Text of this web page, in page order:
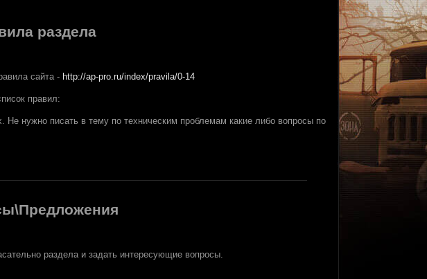
раздела
сайта - http://ap-pro.ru/index/pravila/0-14
правил:
Не нужно писать в тему по техническим проблемам какие либо вопросы по
раздела и задать интересующие вопросы.